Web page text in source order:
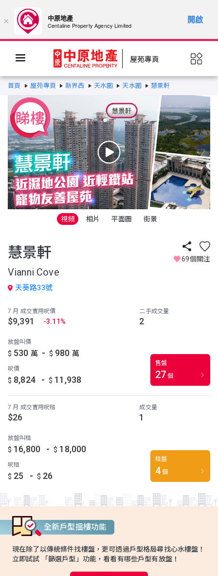
屋苑專頁
首頁 屋苑專頁 新界西 天水圍 天水圍 慧景軒
慧景軒 69個關注
Vianni Cove
天葵路33號
7 月 成交實用呎價
$9,391 -3.11%
二手成交量
2
放盤叫價
$ 530 萬 - $ 980 萬
呎價
$ 8,824 - $ 11,938
售盤
27 個
7 月 成交實用呎租
$26
成交量
1
放盤叫租
$ 16,800 - $ 18,000
呎租
$ 25 - $ 26
租盤
4 個
視頻 相片 平面圖 街景
全新戶型搵樓功能
現在除了以傳統條件找樓盤，更可透過戶型格局尋找心水樓盤！
立即試試 「篩選戶型」功能，看看有哪些戶型有放盤！
× 中原地產
Centaline Property Agency Limited
開啟